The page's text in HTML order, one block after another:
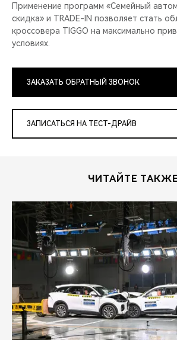
Применение программ «Семейный
скидка» и TRADE-IN позволяет стать
кроссовера TIGGO на максимально
условиях.
ЗАКАЗАТЬ ОБРАТНЫЙ ЗВОНОК
ЗАПИСАТЬСЯ НА ТЕСТ-ДРАЙВ
ЧИТАЙТЕ ТАКЖЕ